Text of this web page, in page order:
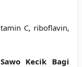
C, riboflavin,
Kecik Bagi